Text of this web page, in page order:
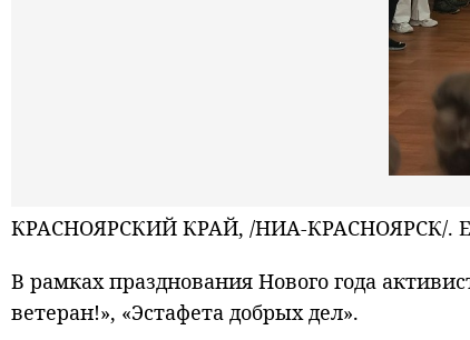
КРАСНОЯРСКИЙ КРАЙ, /НИА-КРАСНОЯРСК/.
В рамках празднования Нового года
ветеран!», «Эстафета добрых дел».